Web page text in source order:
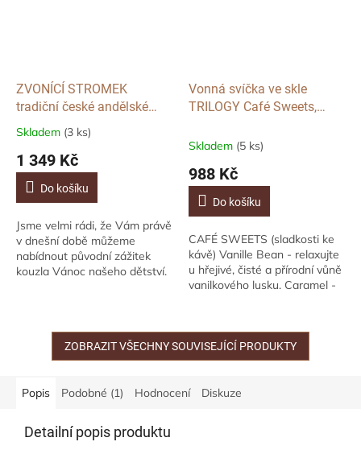
ZVONÍCÍ STROMEK
tradiční české andělské
zvonění s foukanými
korálkami, Zlatý
Průměrné
produktu
5,0
5
hvězdiček.
Skladem (3 ks)
1 349 Kč
Do košíku
Jsme velmi rádi, že Vám právě
v dnešní době můžeme
nabídnout původní zážitek
kouzla Vánoc našeho dětství.
zvuku zvonění...
Vonná svíčka ve skle
TRILOGY Café Sweets,
Skladem (5 ks)
988 Kč
Do košíku
CAFÉ SWEETS (sladkosti ke
kávě) Vanille Bean - relaxujte
u hřejivé, čisté a přírodní vůně
vanilkového lusku. Caramel -
čerstvé smetany....
ZOBRAZIT VŠECHNY SOUVISEJÍCÍ PRODUKTY
Popis Podobné (1) Hodnocení Diskuze
Detailní popis produktu